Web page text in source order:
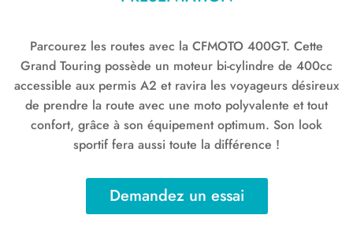
Parcourez les routes avec la CFMOTO 400GT. Cette
Grand Touring possède un moteur bi-cylindre de 400cc
accessible aux permis A2 et ravira les voyageurs désireux
de prendre la route avec une moto polyvalente et tout
confort, grâce à son équipement optimum. Son look
sportif fera aussi toute la différence !
Demandez un essai